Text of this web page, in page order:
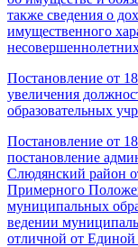
также сведения о
имущественного
Постановление от
увеличения
образовательных
Постановление от
постановление
Слюдянский район
Примерного
муниципальных
ведении
отличной от Единой